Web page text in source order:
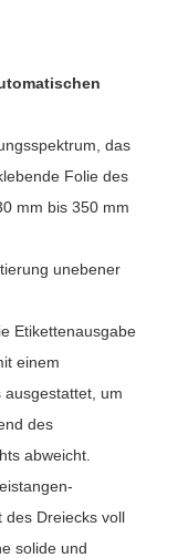
das
Folie des
mm bis 350 mm
unebener
Etikettenausgabe
einem
um
des
abweicht.
des Dreiecks voll
solide und